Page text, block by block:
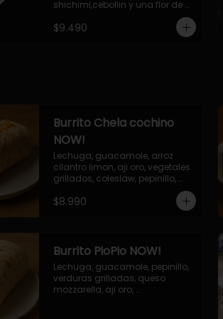
shichimi,cebollin y una flor de
$9.490
Burrito Chela cochino
NOW!
Lechuga, guacamole, arroz
cilantro limon, aji oro, vegetales
grillados, coleslaw, pepinillo,
$8.990
Burrito PioPio NOW!
Lechuga, guacamole, pepinillo,
verduras grilladas, queso
mozzarella, aji oro,